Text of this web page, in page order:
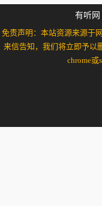
有听网
免责声明：本站资源来源于
来信告知，我们将立即予以
chrome或